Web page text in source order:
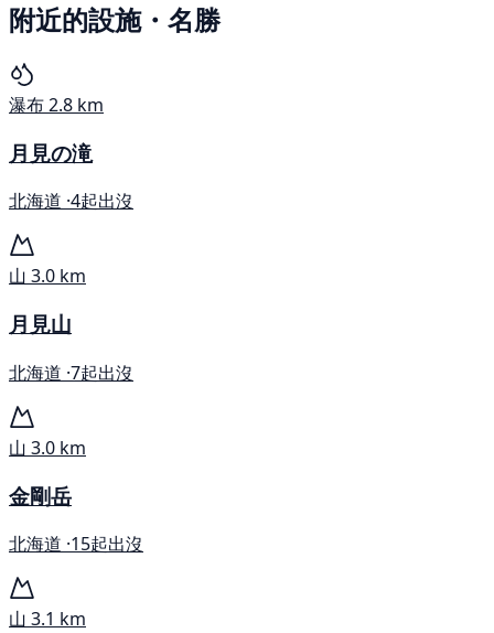
附近的設施・名勝
瀑布2.8 km
月見の滝
北海道 ·4起出沒
山 3.0 km
月見山
北海道 ·7起出沒
山 3.0 km
金剛岳
北海道 ·15起出沒
山 3.1 km